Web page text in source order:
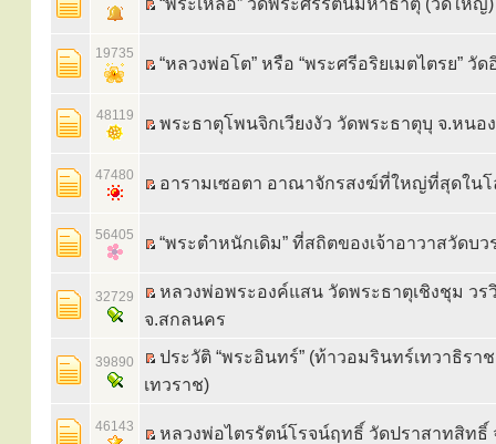
“พระเหลือ” วัดพระศรีรัตนมหาธาตุ (วัดให
19735
“หลวงพ่อโต” หรือ “พระศรีอริยเมตไตรย” วั
48119 พระธาตุโพนจิกเวียงงัว วัดพระธาตุบุ จ.หนอ
47480 อารามเซอตา อาณาจักรสงฆ์ที่ใหญ่ที่สุดใน
56405 “พระตำหนักเดิม” ที่สถิตของเจ้าอาวาสวัดบว
32729
หลวงพ่อพระองค์แสน วัดพระธาตุเชิงชุม วร
39890
ประวัติ “พระอินทร์” (ท้าวอมรินทร์เทวาธิรา
เทวราช)
46143 หลวงพ่อไตรรัตน์โรจน์ฤทธิ์ วัดปราสาทสิทธิ์